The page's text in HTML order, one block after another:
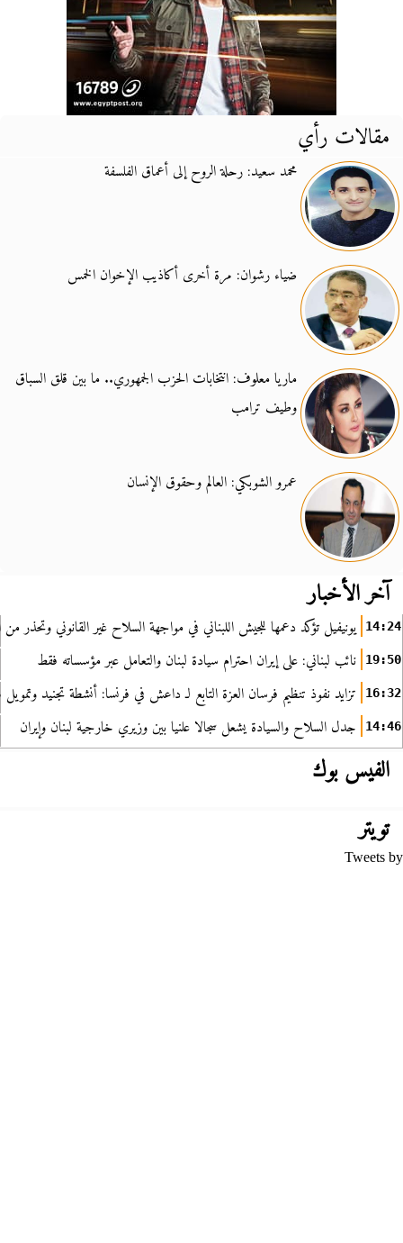
مقالات رأي
محمد سعيد: رحلة الروح إلى أعماق الفلسفة
ضياء رشوان: مرة أخرى أكاذيب الإخوان الخمس
ماريا معلوف: انتخابات الحزب الجمهوري.. ما بين قلق السباق
وطيف ترامب
عمرو الشوبكي: العالم وحقوق الإنسان
آخر الأخبار
14:24 يونيفيل تؤكد دعمها للجيش اللبناني في مواجهة السلاح غير القانوني وتحذر من
19:50 نائب لبناني: على إيران احترام سيادة لبنان والتعامل عبر مؤسساته فقط
16:32 تزايد نفوذ تنظيم فرسان العزة التابع لـ داعش في فرنسا: أنشطة تجنيد
14:46 جدل السلاح والسيادة يشعل سجالا علنيا بين وزيري خارجية لبنان وإيران
الفيس بوك
تويتر
Tweets by